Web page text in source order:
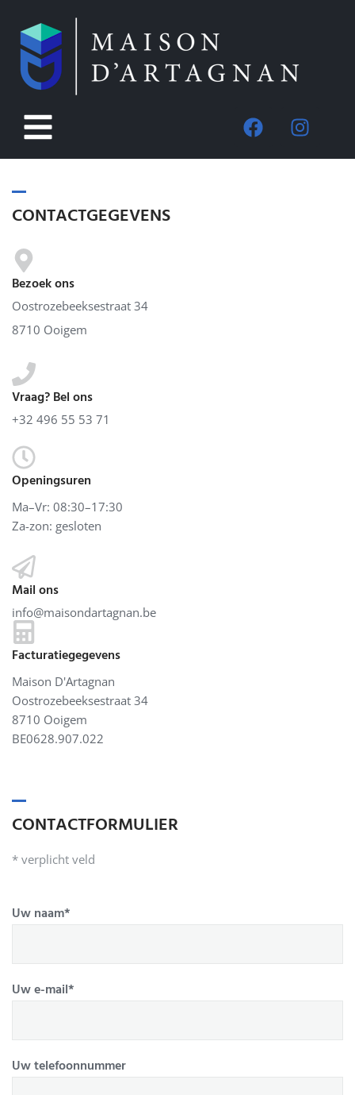
CONTACTGEGEVENS
Bezoek ons
Oostrozebeeksestraat 34
8710 Ooigem
Vraag? Bel ons
+32 496 55 53 71
Openingsuren
Ma–Vr: 08:30–17:30
Za-zon: gesloten
Mail ons
info@maisondartagnan.be
Facturatiegegevens
Maison D'Artagnan
Oostrozebeeksestraat 34
8710 Ooigem
BE0628.907.022
CONTACTFORMULIER
* verplicht veld
Uw naam*
Uw e-mail*
Uw telefoonnummer